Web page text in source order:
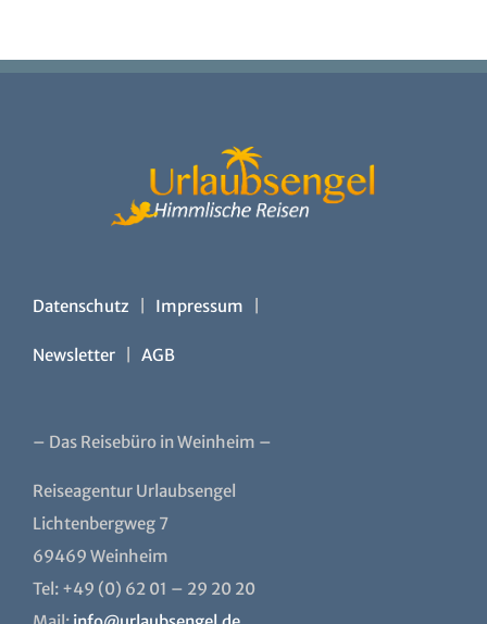
Datenschutz Impressum
Newsletter AGB
– Das Reisebüro in Weinheim –
Reiseagentur Urlaubsengel
Lichtenbergweg 7
69469 Weinheim
Tel: +49 (0) 62 01 – 29 20 20